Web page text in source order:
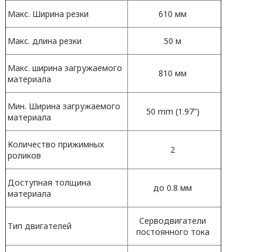
Макс. Ширина резки 610 мм
Макс. длина резки 50 м
Макс. ширина загружаемого
материала
810 мм
Мин. Ширина загружаемого
материала
50 mm (1.97”)
Количество прижимных
роликов
2
Доступная толщина
материала
до 0.8 мм
Тип двигателей
Серводвигатели
постоянного тока